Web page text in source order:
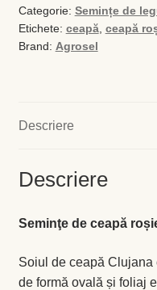
Creson de grădină
Fragă
Maghiran
Melisa
Mentă
roșie
Clujana
Categorie: Semințe de
Etichete: ceapă, ceapă
Brand: Agrosel
Descriere
Descriere
Seminţe de ceapă
Soiul de ceapă Clujana
de formă ovală și foliaj